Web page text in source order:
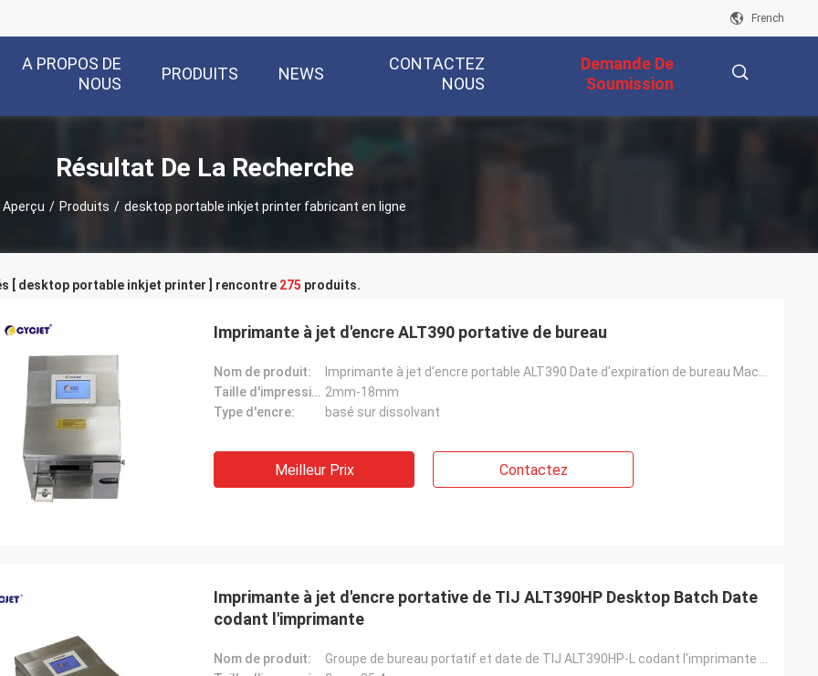
French
A PROPOS DE
NOUS
PRODUITS NEWS
CONTACTEZ
NOUS
Demande De
Soumission
Résultat De La Recherche
Aperçu / Produits / desktop portable inkjet printer fabricant en ligne
[ desktop portable inkjet printer ] rencontre 275 produits.
Imprimante à jet d'encre ALT390 portative de bureau
Nom de produit:
Taille d'impression: 2mm-18mm
Type d'encre:
basé sur dissolvant
Meilleur Prix Contactez
Imprimante à jet d'encre portative de TIJ ALT390HP Desktop Batch Date
codant l'imprimante
Nom de produit: